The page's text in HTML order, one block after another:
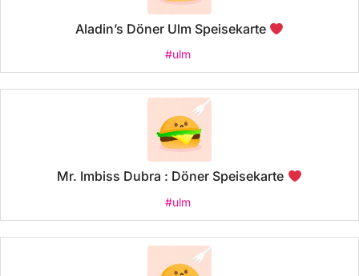
Aladin’s Döner Ulm Speisekarte
#ulm
Mr. Imbiss Dubra : Döner Speisekarte
#ulm